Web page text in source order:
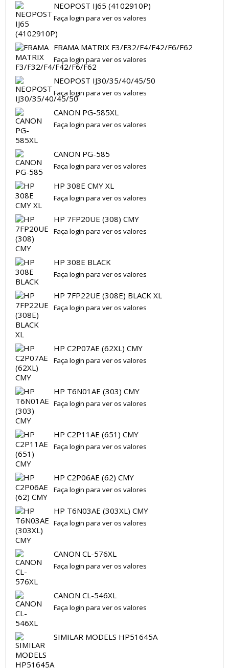
NEOPOST IJ65 (4102910P)
Faça login para ver os valores
FRAMA MATRIX F3/F32/F4/F42/F6/F62
Faça login para ver os valores
NEOPOST IJ30/35/40/45/50
Faça login para ver os valores
CANON PG-585XL
Faça login para ver os valores
CANON PG-585
Faça login para ver os valores
HP 308E CMY XL
Faça login para ver os valores
HP 7FP20UE (308) CMY
Faça login para ver os valores
HP 308E BLACK
Faça login para ver os valores
HP 7FP22UE (308E) BLACK XL
Faça login para ver os valores
HP C2P07AE (62XL) CMY
Faça login para ver os valores
HP T6N01AE (303) CMY
Faça login para ver os valores
HP C2P11AE (651) CMY
Faça login para ver os valores
HP C2P06AE (62) CMY
Faça login para ver os valores
HP T6N03AE (303XL) CMY
Faça login para ver os valores
CANON CL-576XL
Faça login para ver os valores
CANON CL-546XL
Faça login para ver os valores
SIMILAR MODELS HP51645A